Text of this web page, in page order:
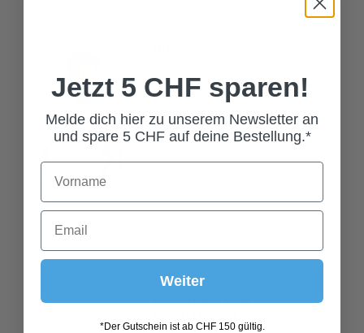
XL XXL XXXL
LEDERHOSE TOM
199,00 CHF*
Jetzt 5 CHF sparen!
Melde dich hier zu unserem Newsletter an
und spare 5 CHF auf deine Bestellung.*
Weiter
*Der Gutschein ist ab CHF 150 gültig.